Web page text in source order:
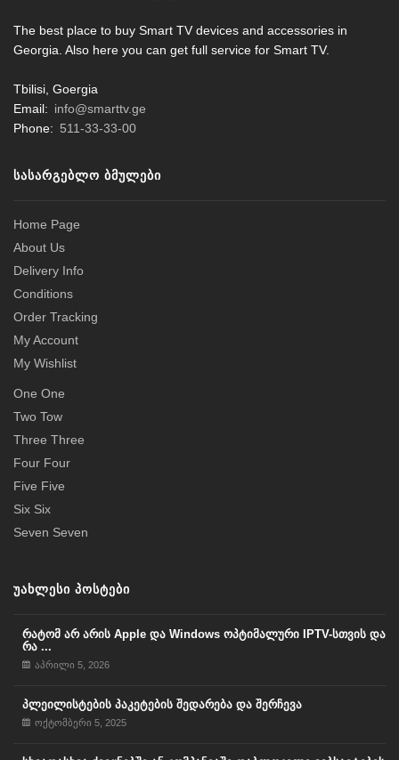
The best place to buy Smart TV devices and accessories in
Georgia. Also here you can get full service for Smart TV.
Tbilisi, Goergia
Email: info@smarttv.ge
Phone: 511-33-33-00
ᲡᲐᲡᲐᲠᲒᲔᲑᲚᲝ ᲑᲛᲣᲚᲔᲑᲘ
Home Page
About Us
Delivery Info
Conditions
Order Tracking
My Account
My Wishlist
One One
Two Tow
Three Three
Four Four
Five Five
Six Six
Seven Seven
ᲣᲐᲮᲚᲔᲡᲘ ᲞᲝᲡᲢᲔᲑᲘ
რატომ არ არის Apple და Windows ოპტიმალური IPTV-სთვის და
რა ...
აპრილი 5, 2026
პლეილისტების პაკეტების შედარება და შერჩევა
ოქტომბერი 5, 2025